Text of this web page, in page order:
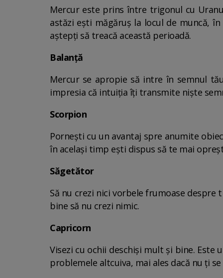
Mercur este prins între trigonul cu
astăzi ești măgăruș la locul de muncă,
aștepți să treacă această perioadă.
Balanță
Mercur se apropie să intre în semnul
impresia că intuiția îți transmite niște
Scorpion
Pornești cu un avantaj spre anumite
în același timp ești dispus să te mai
Săgetător
Să nu crezi nici vorbele frumoase
bine să nu crezi nimic.
Capricorn
Visezi cu ochii deschiși mult și bine. Este
problemele altcuiva, mai ales dacă nu ți se